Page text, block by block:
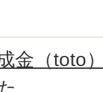
金（toto